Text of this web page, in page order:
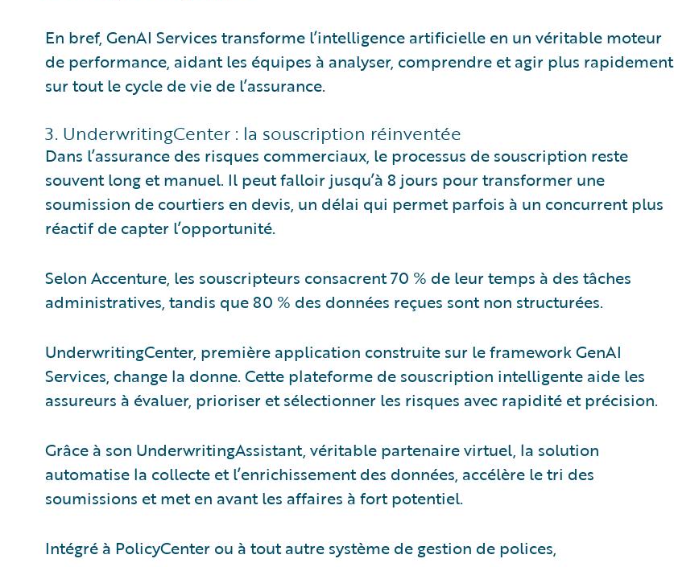
En bref, GenAI Services transforme l’intelligence artificielle en un véritable moteur
de performance, aidant les équipes à analyser, comprendre et agir plus rapidement
sur tout le cycle de vie de l’assurance.
3. UnderwritingCenter : la souscription réinventée
Dans l’assurance des risques commerciaux, le processus de souscription reste
souvent long et manuel. Il peut falloir jusqu’à 8 jours pour transformer une
soumission de courtiers en devis, un délai qui permet parfois à un concurrent plus
réactif de capter l’opportunité.
Selon Accenture, les souscripteurs consacrent 70 % de leur temps à des tâches
administratives, tandis que 80 % des données reçues sont non structurées.
UnderwritingCenter, première application construite sur le framework GenAI
Services, change la donne. Cette plateforme de souscription intelligente aide les
assureurs à évaluer, prioriser et sélectionner les risques avec rapidité et précision.
Grâce à son UnderwritingAssistant, véritable partenaire virtuel, la solution
automatise la collecte et l’enrichissement des données, accélère le tri des
soumissions et met en avant les affaires à fort potentiel.
Intégré à PolicyCenter ou à tout autre système de gestion de polices,